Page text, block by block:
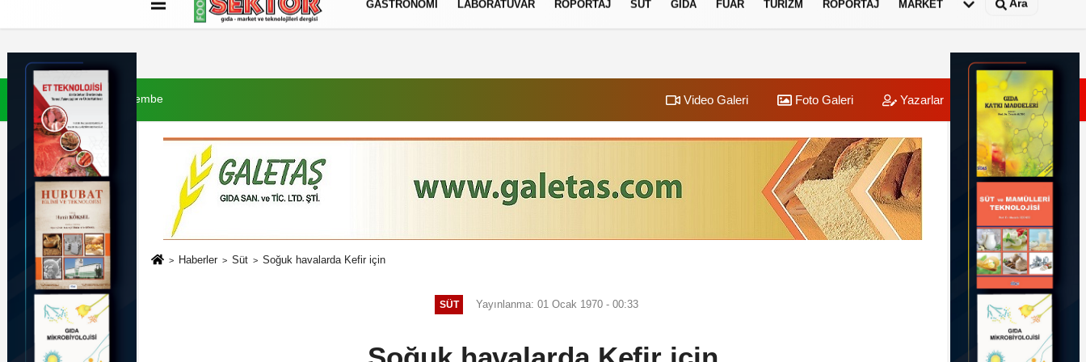
İletişim Çerez Politikası
GASTRONOMI LABORATUVAR RÖPORTAJ SÜT GIDA FUAR TURIZM RÖPORTAJ MARKET Ara
6 Ağustos 2026, Perşembe Video Galeri Foto Galeri Yazarlar Üye Paneli
Haberler Süt Soğuk havalarda Kefir için
SÜT Yayınlanma: 01 Ocak 1970 - 00:33